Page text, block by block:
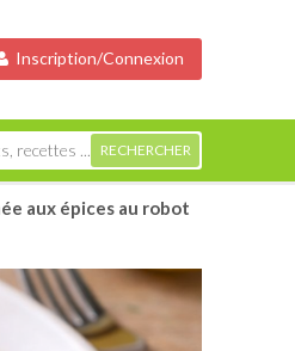
Inscription/Connexion
aux épices au robot